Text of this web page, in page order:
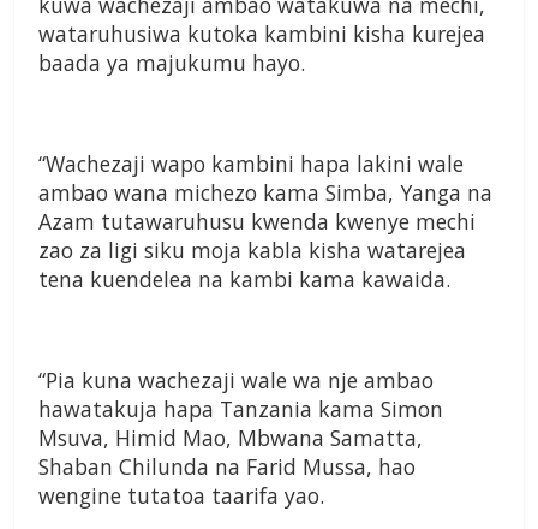
wataruhusiwa kutoka kam­bini kisha kurejea
baada ya majukumu hayo.
“Wachezaji wapo kambini hapa lakini wale
ambao wana michezo kama Simba, Yanga na
Azam tutawaruhusu kwenda kwenye mechi
zao za ligi siku moja kabla kisha watarejea
tena kuendelea na kambi kama kawaida.
“Pia kuna wachezaji wale wa nje ambao
hawatakuja hapa Tanzania kama Simon
Msuva, Himid Mao, Mbwana Samatta,
Shaban Chilunda na Farid Mussa, hao
wengine tutatoa taarifa yao.